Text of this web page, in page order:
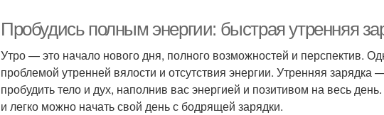
Пробудись полным энергии: быстрая утренняя
Утро — это начало нового дня, полного возможностей и перспектив.
проблемой утренней вялости и отсутствия энергии. Утренняя
пробудить тело и дух, наполнив вас энергией и позитивом на весь
и легко можно начать свой день с бодрящей зарядки.